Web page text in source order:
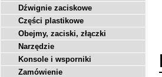
Dźwignie zaciskowe
Części plastikowe
Obejmy, zaciski, złączki
Narzędzie
Konsole i wsporniki
Zamówienie